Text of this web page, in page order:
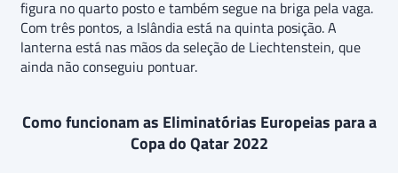
figura no quarto posto e também segue na briga pela vaga.
Com três pontos, a Islândia está na quinta posição. A
lanterna está nas mãos da seleção de Liechtenstein, que
ainda não conseguiu pontuar.
Como funcionam as Eliminatórias Europeias para a
Copa do Qatar 2022